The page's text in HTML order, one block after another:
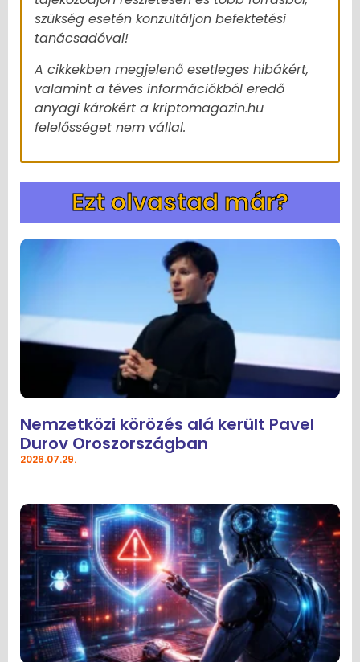
szükség esetén konzultáljon befektetési
tanácsadóval!
A cikkekben megjelenő esetleges hibákért,
valamint a téves információkból eredő
anyagi károkért a kriptomagazin.hu
felelősséget nem vállal.
Ezt olvastad már?
Nemzetközi körözés alá került Pavel
Durov Oroszországban
2026.07.29.